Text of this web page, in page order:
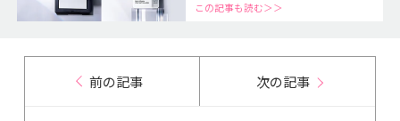
この記事も読む＞＞
前の記事 次の記事